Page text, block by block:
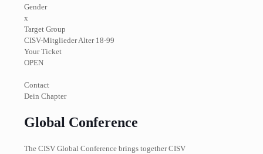
Gender
x
Target Group
CISV-Mitglieder Alter 18-99
Your Ticket
OPEN
Contact
Dein Chapter
Global Conference
The CISV Global Conference brings together CISV